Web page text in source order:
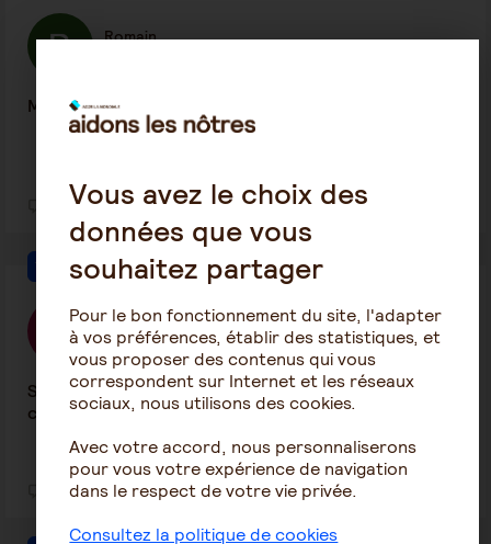
Romain
Mon papa sous curatelle renforcée
12
Tutelle-Curatelle
Bastien
10 juillet 2026 10:06
Sous curatelle renforcée sans que je sois mis au
courant
19
Vous avez le choix des
données que vous
souhaitez partager
Pour le bon fonctionnement du site, l'adapter
à vos préférences, établir des statistiques, et
vous proposer des contenus qui vous
correspondent sur Internet et les réseaux
sociaux, nous utilisons des cookies.
Avec votre accord, nous personnaliserons
pour vous votre expérience de navigation
dans le respect de votre vie privée.
Consultez la politique de cookies